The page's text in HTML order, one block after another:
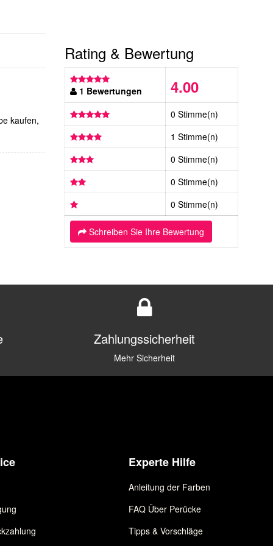
kaufen,
Rating & Bewertung
1 Bewertungen 4.00
0 Stimme(n)
1 Stimme(n)
0 Stimme(n)
0 Stimme(n)
0 Stimme(n)
Schreiben Sie Ihre Bewertung
Zahlungssicherheit
Mehr Sicherheit
Experte Hilfe
Anleitung der Farben
FAQ Über Perücke
Tipps & Vorschläge